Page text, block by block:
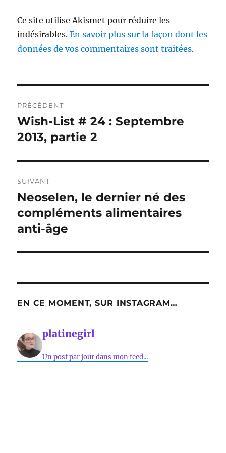
Ce site utilise Akismet pour réduire les
indésirables.En savoir plus sur la façon dont les
données de vos commentaires sont traitées.
de
l’article
PRÉCÉDENT
Publication
précédente :
Wish-List # 24 : Septembre
2013, partie 2
SUIVANT
Publication
suivante :
Neoselen, le dernier né des
compléments alimentaires
anti-âge
EN CE MOMENT, SUR INSTAGRAM…
platinegirl
Un post par jour dans mon feed...